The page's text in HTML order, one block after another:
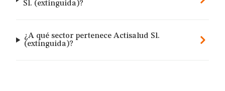
Sl. (extinguida)?
¿A qué sector pertenece Actisalud Sl.
(extinguida)?